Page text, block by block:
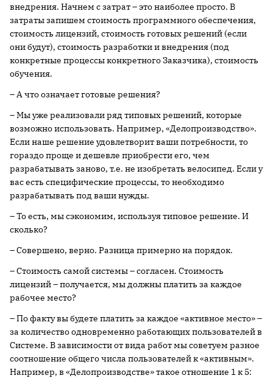
внедрения. Начнем с затрат – это наиболее просто. В
затраты запишем стоимость программного обеспечения,
стоимость лицензий, стоимость готовых решений (если
они будут), стоимость разработки и внедрения (под
конкретные процессы конкретного Заказчика), стоимость
обучения.
– А что означает готовые решения?
– Мы уже реализовали ряд типовых решений, которые
возможно использовать. Например, «Делопроизводство».
Если наше решение удовлетворит ваши потребности, то
гораздо проще и дешевле приобрести его, чем
разрабатывать заново, т.е. не изобретать велосипед. Если у
вас есть специфические процессы, то необходимо
разрабатывать под ваши нужды.
– То есть, мы сэкономим, используя типовое решение. И
сколько?
– Совершено, верно. Разница примерно на порядок.
– Стоимость самой системы – согласен. Стоимость
лицензий – получается, мы должны платить за каждое
рабочее место?
– По факту вы будете платить за каждое «активное место» –
за количество одновременно работающих пользователей в
Системе. В зависимости от вида работ мы советуем разное
соотношение общего числа пользователей к «активным».
Например, в «Делопроизводстве» такое отношение 1 к 5: